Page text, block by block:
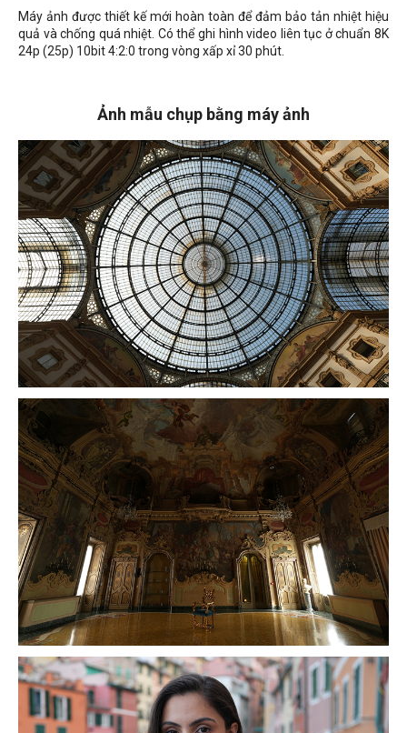
Máy ảnh được thiết kế mới hoàn toàn để đảm bảo tản nhiệt hiệu
quả và chống quá nhiệt. Có thể ghi hình video liên tục ở chuẩn 8K
24p (25p) 10bit 4:2:0 trong vòng xấp xỉ 30 phút.
Ảnh mẫu chụp bằng máy ảnh